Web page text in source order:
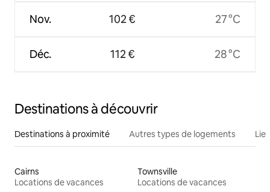
Nov.
Déc.
102 €
112 €
27 °C
28 °C
Destinations à découvrir
Destinations à proximité Autres types de logements
Cairns
Locations de vacances
Townsville
Locations de vacances